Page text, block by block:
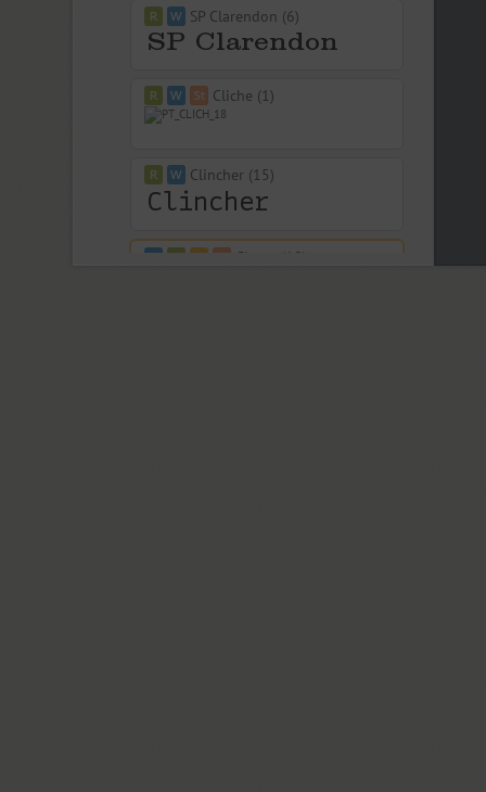
SP Clarendon (6)
Cliche (1)
Clincher (15)
Closer (18)